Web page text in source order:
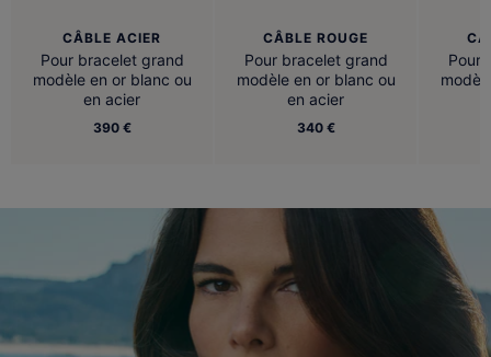
CÂBLE ACIER
Pour bracelet grand
modèle en or blanc ou
en acier
390 €
CÂBLE ROUGE
Pour bracelet grand
modèle en or blanc ou
en acier
340 €
Pour